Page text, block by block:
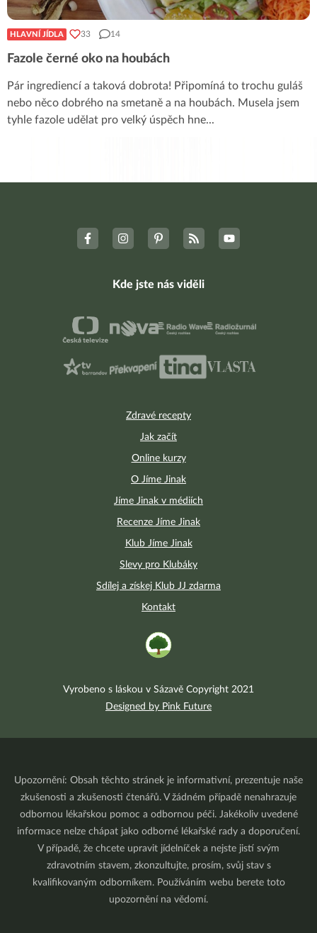
HLAVNÍ JÍDLA 33 14
Fazole černé oko na houbách
Pár ingrediencí a taková dobrota! Připomíná to trochu guláš
nebo něco dobrého na smetaně a na houbách. Musela jsem
tyhle fazole udělat pro velký úspěch hne...
Zdravé recepty
Jak začít
Online kurzy
O Jíme Jinak
Jíme Jinak v médiích
Recenze Jíme Jinak
Klub Jíme Jinak
Slevy pro Klubáky
Sdílej a získej Klub JJ zdarma
Kontakt
Kde jste nás viděli
Vyrobeno s láskou v Sázavě Copyright 2021
Designed by Pink Future
Upozornění: Obsah těchto stránek je informativní, prezentuje naše
zkušenosti a zkušenosti čtenářů. V žádném případě nenahrazuje
odbornou lékařskou pomoc a odbornou péči. Jakékoliv uvedené
informace nelze chápat jako odborné lékařské rady a doporučení.
V případě, že chcete upravit jídelníček a nejste jistí svým
zdravotním stavem, zkonzultujte, prosím, svůj stav s
kvalifikovaným odborníkem. Používáním webu berete toto
upozornění na vědomí.